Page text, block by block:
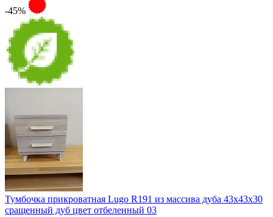
-45%
Тумбочка прикроватная Lugo R191 из массива дуба 43х43х30
сращенный дуб цвет отбеленный 03